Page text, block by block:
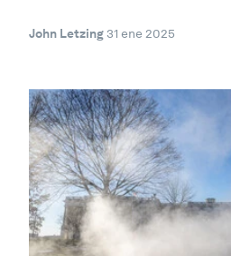
John Letzing 31 ene 2025